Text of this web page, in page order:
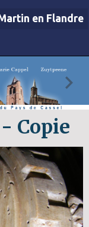
en Flandre
Copie